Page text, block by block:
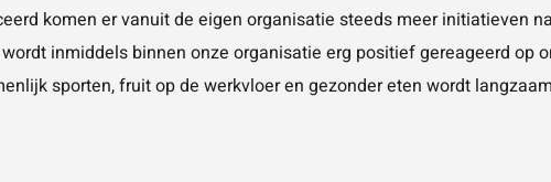
komen er vanuit de eigen organisatie steeds meer initiatieven
inmiddels binnen onze organisatie erg positief gereageerd op
sporten, fruit op de werkvloer en gezonder eten wordt